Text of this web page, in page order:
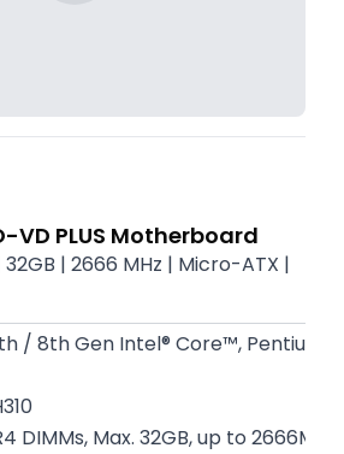
VD PLUS Motherboard
| 32GB | 2666 MHz | Micro-ATX |
/ 8th Gen Intel® Core™, Pentium®
DIMMs, Max. 32GB, up to